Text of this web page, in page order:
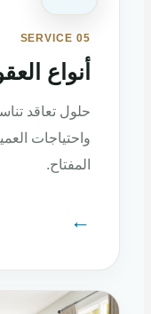
SERVICE 05
أنواع العقود
حلول تعاقد تناسب
واحتياجات العميل، من